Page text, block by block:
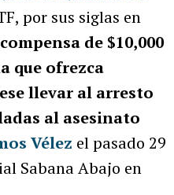
por sus siglas en
de $10,000
que ofrezca
llevar al arresto
al asesinato
Vélez el pasado 29
Sabana Abajo en